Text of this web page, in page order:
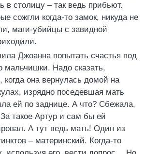
в столицу – так ведь прибьют.
сожгли когда-то замок, никуда не
маги-убийцы с завидной
Джоанна попытать счастья под
мальчишки. Надо сказать,
когда она вернулась домой на
изрядно поседевшая мать
ей по заднице. А что? Сбежала,
такое Артур и сам бы ей
А тут ведь мать! Один из
– материнский. Когда-то